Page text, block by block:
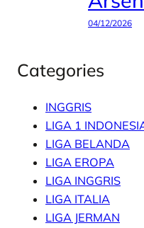
04/12/2026
Categories
INGGRIS
LIGA 1
LIGA BELANDA
LIGA EROPA
LIGA INGGRIS
LIGA ITALIA
LIGA JERMAN